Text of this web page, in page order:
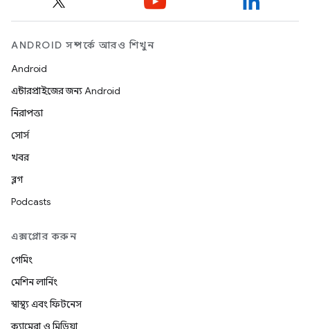
ANDROID সম্পর্কে আরও শিখুন
Android
এন্টারপ্রাইজের জন্য Android
নিরাপত্তা
সোর্স
খবর
ব্লগ
Podcasts
এক্সপ্লোর করুন
গেমিং
মেশিন লার্নিং
স্বাস্থ্য এবং ফিটনেস
ক্যামেরা ও মিডিয়া